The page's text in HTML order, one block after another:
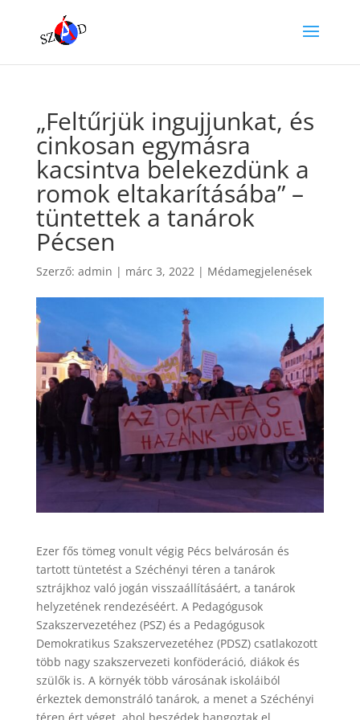
„Feltűrjük ingujjunkat, és
cinkosan egymásra
kacsintva belekezdünk a
romok eltakarításába” –
tüntettek a tanárok
Pécsen
Szerző: admin | márc 3, 2022| Médamegjelenések
Ezer fős tömeg vonult végig Pécs belvárosán és
tartott tüntetést a Széchényi téren a tanárok
sztrájkhoz való jogán visszaállításáért, a tanárok
helyzetének rendezéséért. A Pedagógusok
Szakszervezetéhez (PSZ) és a Pedagógusok
Demokratikus Szakszervezetéhez (PDSZ) csatlakozott
több nagy szakszervezeti konföderáció, diákok és
szülők is. A környék több városának iskoláiból
érkeztek demonstráló tanárok, a menet a Széchényi